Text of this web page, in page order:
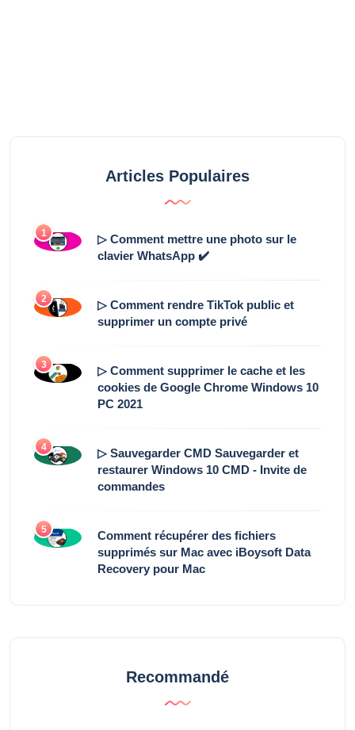
Articles Populaires
1
▷ Comment mettre une photo sur le
clavier WhatsApp ✔️
2
▷ Comment rendre TikTok public et
supprimer un compte privé
3
▷ Comment supprimer le cache et les
cookies de Google Chrome Windows 10
PC 2021
4
▷ Sauvegarder CMD Sauvegarder et
restaurer Windows 10 CMD - Invite de
commandes
5
Comment récupérer des fichiers
supprimés sur Mac avec iBoysoft Data
Recovery pour Mac
Recommandé